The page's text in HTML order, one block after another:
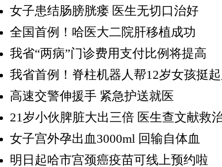
女子患结肠膀胱瘘 医生无切口治好
全国首例！哈医大二院肝移植成功
我省“两病”门诊费用支付比例将提高
我省首例！脊柱机器人帮12岁女孩挺
高速交警伸援手 紧急护送就医
21岁小伙脾脏大出三倍 医生查文献救
女子宫外孕出血3000ml 回输自体血
明日起哈市宫颈癌疫苗可线上预约啦